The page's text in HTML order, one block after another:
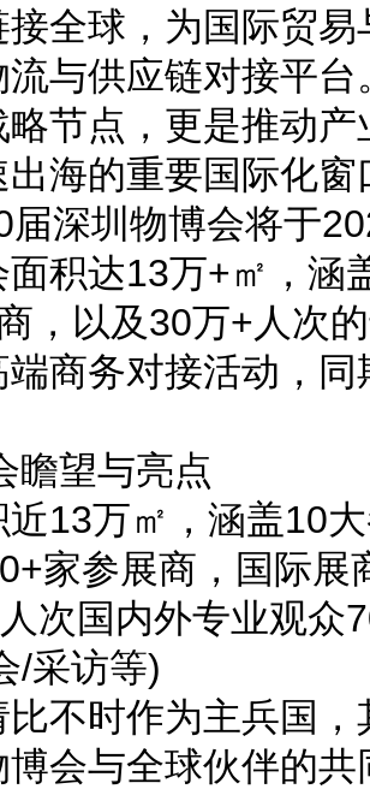
接全球，为国际贸
流与供应链对接平
略节点，更是推动
海的重要国际化窗
圳物博会将于
面积达13万+㎡，涵
，以及30万+人次
商务对接活动，
瞻望与亮点
近13万㎡，涵盖10
家参展商，国际
次国内外专业观众
/采访等)
不时作为主兵国
博会与全球伙伴的